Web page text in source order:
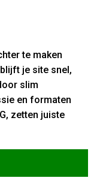
te maken
je site snel,
slim
en formaten
zetten juiste